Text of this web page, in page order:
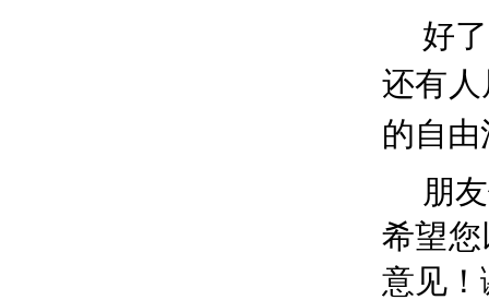
好
还有
的自
朋
希望
意见！